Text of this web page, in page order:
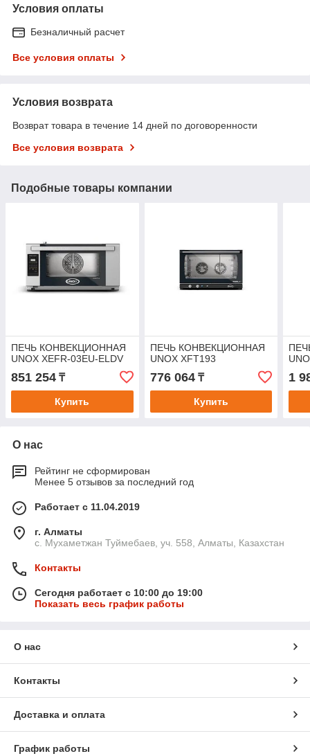
Условия оплаты
Безналичный расчет
Все условия оплаты
Условия возврата
Возврат товара в течение 14 дней по договоренности
Все условия возврата
Подобные товары компании
ПЕЧЬ КОНВЕКЦИОННАЯ
UNOX XEFR-03EU-ELDV
851 254 ₸
Купить
ПЕЧЬ КОНВЕКЦИОННАЯ
UNOX XFT193
776 064₸
Купить
1
О нас
Рейтинг не сформирован
Менее 5 отзывов за последний год
Работает с 11.04.2019
г. Алматы
с. Мухаметжан Туймебаев, уч. 558, Алматы, Казахстан
Контакты
Сегодня работает с 10:00 до 19:00
Показать весь график работы
О нас
Контакты
Доставка и оплата
График работы